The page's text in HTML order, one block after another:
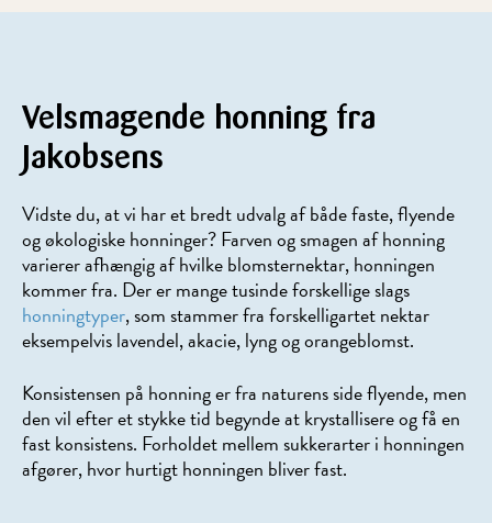
Velsmagende honning fra
Jakobsens
Vidste du, at vi har et bredt udvalg af både faste, flyende
og økologiske honninger? Farven og smagen af honning
varierer afhængig af hvilke blomsternektar, honningen
kommer fra. Der er mange tusinde forskellige slags
honningtyper, som stammer fra forskelligartet nektar
eksempelvis lavendel, akacie, lyng og orangeblomst.
Konsistensen på honning er fra naturens side flyende, men
den vil efter et stykke tid begynde at krystallisere og få en
fast konsistens. Forholdet mellem sukkerarter i honningen
afgører, hvor hurtigt honningen bliver fast.